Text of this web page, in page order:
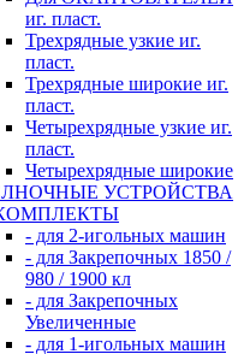
иг. пласт.
Трехрядные узкие иг.
пласт.
Трехрядные широкие иг.
пласт.
Четырехрядные узкие иг.
пласт.
Четырехрядные широкие
УСТРОЙСТВА
- для 2-игольных машин
- для Закрепочных 1850 /
980 / 1900 кл
- для Закрепочных
Увеличенные
- для 1-игольных машин